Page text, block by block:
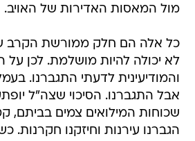
מול המאסות האדירות של האויב.
כל אלה הם חלק ממורשת הקרב
לא יכולה להיות מושלמת. לכן
והמודיעינית לדעתי התגברנו.
אבל התגברנו. הסיכוי שצה"ל
שכוחות המילואים צמים בביתם,
הגברנו עירנות וחיזקנו